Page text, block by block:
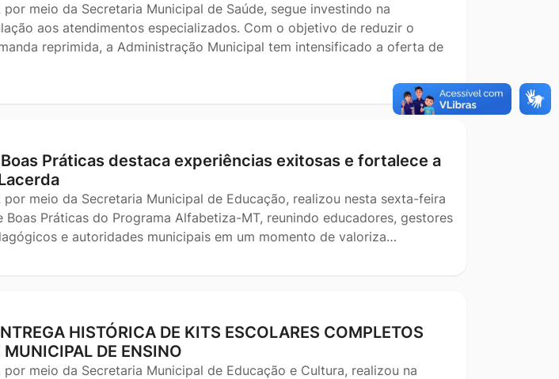
meio da Secretaria Municipal de Saúde, segue investindo na
aos atendimentos especializados. Com o objetivo de reduzir o
reprimida, a Administração Municipal tem intensificado a oferta de
Práticas destaca experiências exitosas e fortalece a
meio da Secretaria Municipal de Educação, realizou nesta sexta-feira
Boas Práticas do Programa Alfabetiza-MT, reunindo educadores, gestores
e autoridades municipais em um momento de valoriza…
HISTÓRICA DE KITS ESCOLARES COMPLETOS
MUNICIPAL DE ENSINO
meio da Secretaria Municipal de Educação e Cultura, realizou na